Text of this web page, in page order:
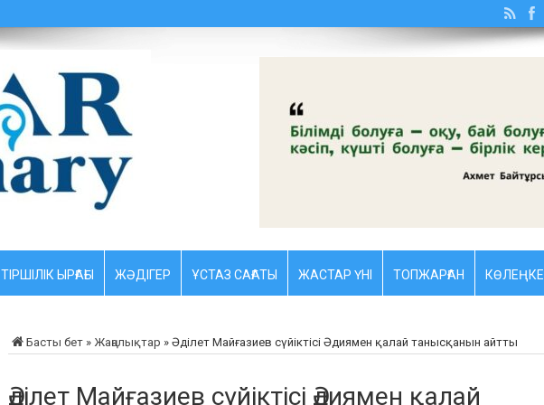
ТІРШІЛІК ЫРҒАҒЫ ЖӘДІГЕР ҰСТАЗ CАҒАТЫ ЖАСТАР ҮНІ ТОПЖАРҒАН КӨЛЕҢКЕ
Басты бет » Жаңалықтар » Әділет Майғазиев сүйіктісі Әдиямен қалай танысқанын айтты
Әділет Майғазиев сүйіктісі Әдиямен қалай